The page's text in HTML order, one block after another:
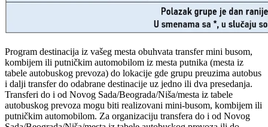
Program destinacija iz vašeg mesta obuhvata transfer mini busom,
kombijem ili putničkim automobilom iz mesta putnika (mesta iz
tabele autobuskog prevoza) do lokacije gde grupu preuzima autobus
i dalji transfer do odabrane destinacije uz jedno ili dva presedanja.
Transferi do i od Novog Sada/Beograda/Niša/mesta iz tabele
autobuskog prevoza mogu biti realizovani mini-busom, kombijem ili
putničkim automobilom. Za organizaciju transfera do i od Novog